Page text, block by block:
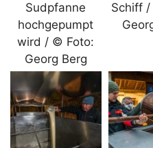
Sudpfanne
hochgepumpt
wird / © Foto:
Georg Berg
Schiff